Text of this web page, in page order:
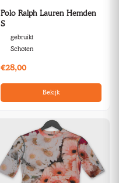
Polo Ralph Lauren Hemden
S
gebruikt
Schoten
€28,00
Bekijk